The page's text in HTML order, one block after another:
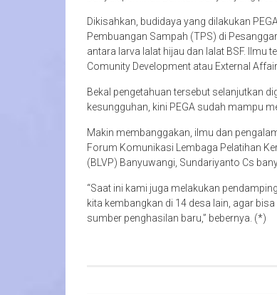
Dikisahkan, budidaya yang dilakukan
Pembuangan Sampah (TPS) di
antara larva lalat hijau dan lalat BSF. Ilmu
Comunity Development atau External
Bekal pengetahuan tersebut selanjutkan
kesungguhan, kini PEGA sudah mampu
Makin membanggakan, ilmu dan
Forum Komunikasi Lembaga Pelatihan
(BLVP) Banyuwangi, Sundariyanto Cs
“Saat ini kami juga melakukan
kita kembangkan di 14 desa lain, agar
sumber penghasilan baru,” bebernya. (*)